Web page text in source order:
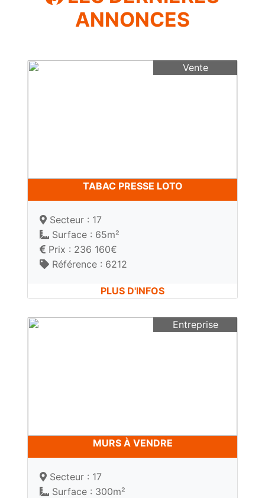
ANNONCES
Vente
TABAC PRESSE LOTO
Secteur : 17
Surface : 65m²
Prix : 236 160€
Référence : 6212
PLUS D'INFOS
Entreprise
MURS À VENDRE
Secteur : 17
Surface : 300m²